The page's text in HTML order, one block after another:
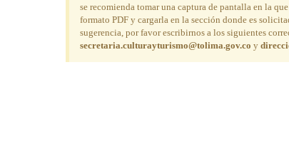
se recomienda tomar una captura de pantalla en la
formato PDF y cargarla en la sección donde es
sugerencia, por favor escribirnos a los siguientes
secretaria.culturayturismo@tolima.gov.co y